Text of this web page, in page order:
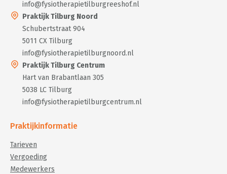
info@fysiotherapietilburgreeshof.nl
Praktijk Tilburg Noord
Schubertstraat 904
5011 CX Tilburg
info@fysiotherapietilburgnoord.nl
Praktijk Tilburg Centrum
Hart van Brabantlaan 305
5038 LC Tilburg
info@fysiotherapietilburgcentrum.nl
Praktijkinformatie
Tarieven
Vergoeding
Medewerkers